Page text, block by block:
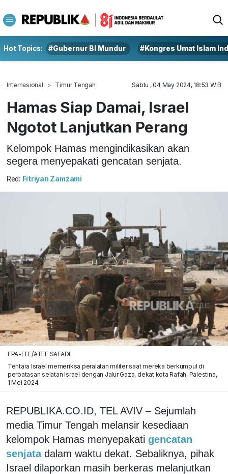
Hot Topics: #Gubernur BI Mundur #Kongres Umat Islam
Internasional Timur Tengah Sabtu , 04 May 2024, 18:53 WIB
Hamas Siap Damai, Israel
Ngotot Lanjutkan Perang
Kelompok Hamas mengindikasikan akan
segera menyepakati gencatan senjata.
Red: Fitriyan Zamzami
EPA-EFE/ATEF SAFADI
Tentara Israel memeriksa peralatan militer saat mereka berkumpul di
perbatasan selatan Israel dengan Jalur Gaza, dekat kota Rafah, Palestina,
1 Mei 2024.
REPUBLIKA.CO.ID, TEL AVIV – Sejumlah
media Timur Tengah melansir kesediaan
kelompok Hamas menyepakati gencatan
senjata dalam waktu dekat. Sebaliknya, pihak
Israel dilaporkan masih berkeras melanjutkan